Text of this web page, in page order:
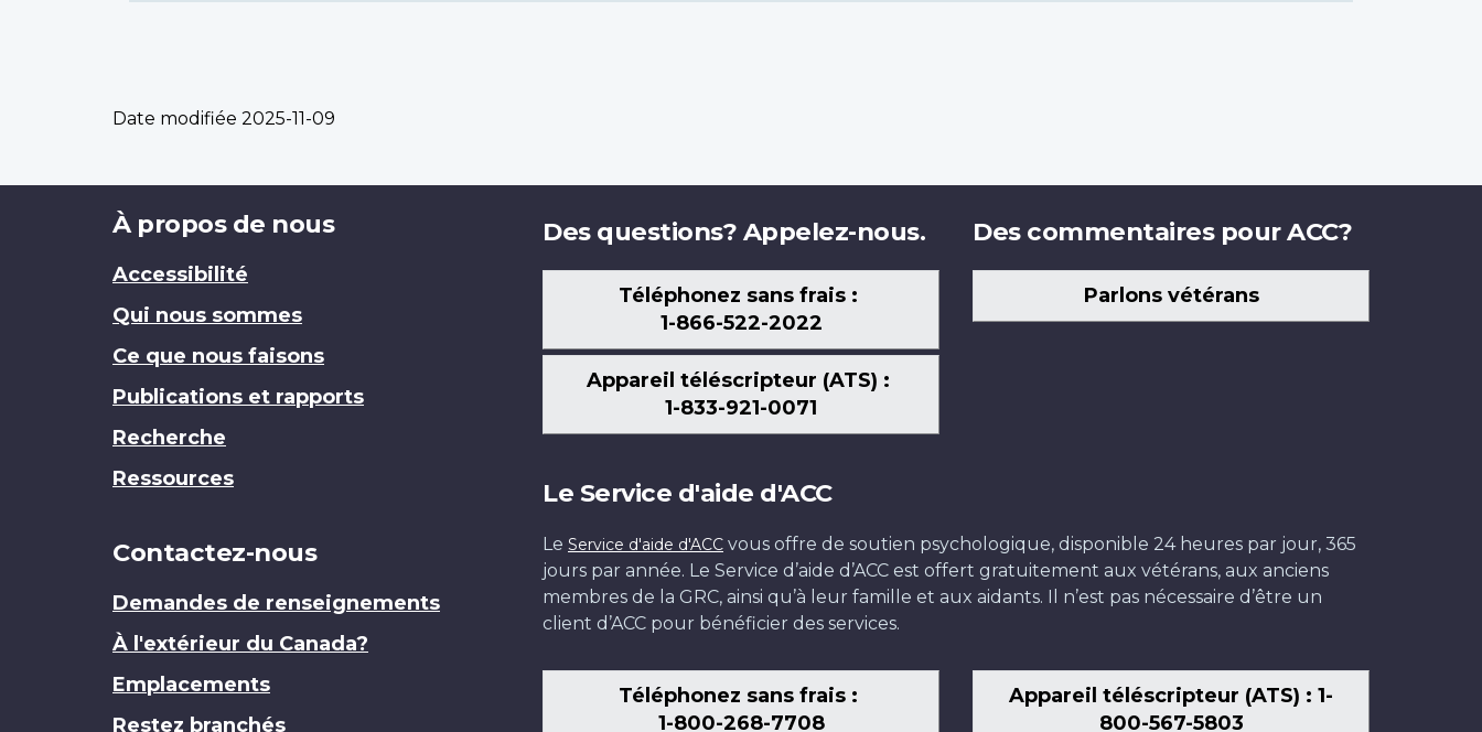
Date modifiée 2025-11-09
Brand
À propos de nous
Accessibilité
Qui nous sommes
Ce que nous faisons
Publications et rapports
Recherche
Ressources
Contactez-nous
Demandes de renseignements
À l'extérieur du Canada?
Emplacements
Restez branchés
Des questions? Appelez-nous.
Téléphonez sans frais :
1-866-522-2022
Appareil téléscripteur (ATS) :
1-833-921-0071
Des commentaires pour ACC?
Parlons vétérans
Le Service d'aide d'ACC
Le Service d'aide d'ACC vous offre de soutien psychologique, disponible 24 heures par jour, 365
jours par année. Le Service d’aide d’ACC est offert gratuitement aux vétérans, aux anciens
membres de la GRC, ainsi qu’à leur famille et aux aidants. Il n’est pas nécessaire d’être un
client d’ACC pour bénéficier des services.
Téléphonez sans frais :
1-800-268-7708
Appareil téléscripteur (ATS) : 1-
800-567-5803